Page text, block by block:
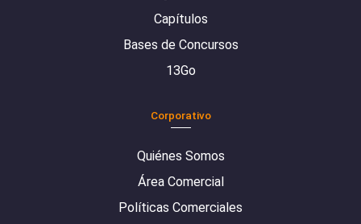
Capítulos
Bases de Concursos
13Go
Corporativo
Quiénes Somos
Área Comercial
Políticas Comerciales